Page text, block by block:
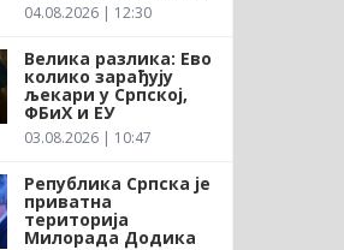
04.08.2026 | 12:30
Велика разлика: Ево
колико зарађују
љекари у Српској,
ФБиХ и ЕУ
03.08.2026 | 10:47
Република Српска је
приватна
територија
Милорада Додика